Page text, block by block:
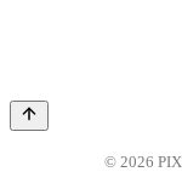
© 2026